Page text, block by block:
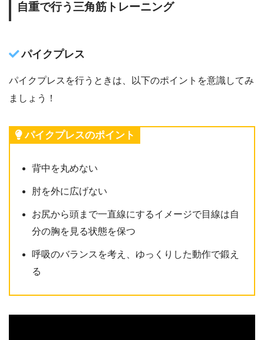
自重で行う三角筋トレーニング
パイクプレス
パイクプレスを行うときは、以下のポイントを意識してみ
ましょう！
パイクプレスのポイント
背中を丸めない
肘を外に広げない
お尻から頭まで一直線にするイメージで目線は自
分の胸を見る状態を保つ
呼吸のバランスを考え、ゆっくりした動作で鍛え
る